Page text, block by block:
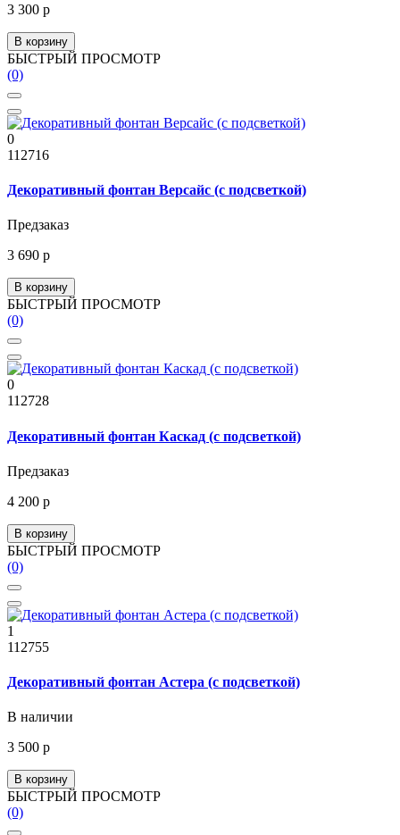
3 300 р
В корзину
БЫСТРЫЙ ПРОСМОТР
(0)
0
112716
Декоративный фонтан Версайс (с подсветкой)
Предзаказ
3 690 р
В корзину
БЫСТРЫЙ ПРОСМОТР
(0)
0
112728
Декоративный фонтан Каскад (с подсветкой)
Предзаказ
4 200 р
В корзину
БЫСТРЫЙ ПРОСМОТР
(0)
1
112755
Декоративный фонтан Астера (с подсветкой)
В наличии
3 500 р
В корзину
БЫСТРЫЙ ПРОСМОТР
(0)